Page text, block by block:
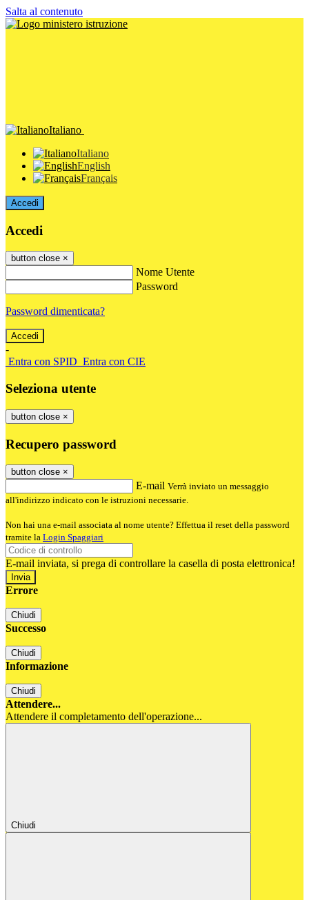
Salta al contenuto
Italiano
Italiano
English
Français
Accedi
Accedi
button close ×
Nome Utente
Password
Password dimenticata?
-
Entra con SPID Entra con CIE
Seleziona utente
button close ×
Recupero password
button close ×
E-mail Verrà inviato un messaggio
all'indirizzo indicato con le istruzioni necessarie.
Non hai una e-mail associata al nome utente? Effettua il reset della password
tramite la Login Spaggiari
E-mail inviata, si prega di controllare la casella di posta elettronica!
Errore
Chiudi
Successo
Chiudi
Informazione
Chiudi
Attendere...
Attendere il completamento dell'operazione...
Chiudi